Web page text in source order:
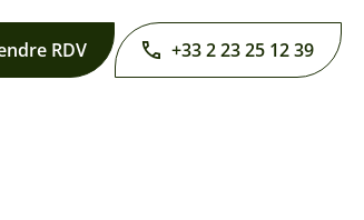
RDV +33 2 23 25 12 39